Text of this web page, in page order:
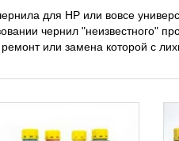
для HP или вовсе
чернил "неизвестного"
или замена которой с